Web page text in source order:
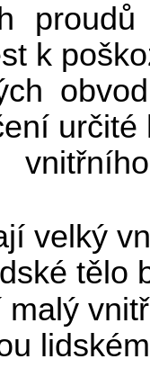
k
velký
tělo